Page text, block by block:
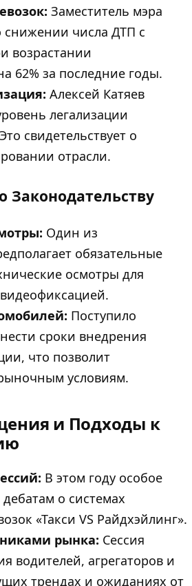
Заместитель мэра
числа ДТП с
возрастании
62% за последние годы.
Алексей Катяев
легализации
свидетельствует о
отрасли.
Один из
обязательные
осмотры для
Поступило
сроки внедрения
что позволит
условиям.
и Подходы к
В этом году особое
о системах
«Такси VS Райдхэйлинг».
рынка: Сессия
водителей, агрегаторов и
трендах и ожиданиях от